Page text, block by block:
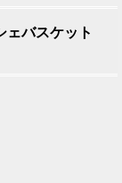
ェバスケット